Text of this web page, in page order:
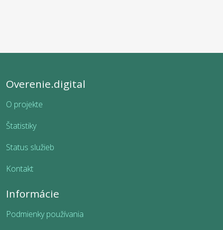
Overenie.digital
O projekte
Štatistiky
Status služieb
Kontakt
Informácie
Podmienky používania